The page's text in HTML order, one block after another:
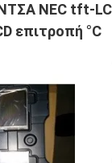
NEC tft-
επιτροπή °C